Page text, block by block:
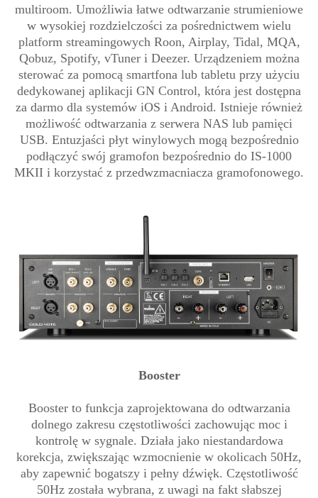
multiroom. Umożliwia łatwe odtwarzanie strumieniowe
w wysokiej rozdzielczości za pośrednictwem wielu
platform streamingowych Roon, Airplay, Tidal, MQA,
Qobuz, Spotify, vTuner i Deezer. Urządzeniem można
sterować za pomocą smartfona lub tabletu przy użyciu
dedykowanej aplikacji GN Control, która jest dostępna
za darmo dla systemów iOS i Android. Istnieje również
możliwość odtwarzania z serwera NAS lub pamięci
USB. Entuzjaści płyt winylowych mogą bezpośrednio
podłączyć swój gramofon bezpośrednio do IS-1000
MKII i korzystać z przedwzmacniacza gramofonowego.
Booster
Booster to funkcja zaprojektowana do odtwarzania
dolnego zakresu częstotliwości zachowując moc i
kontrolę w sygnale. Działa jako niestandardowa
korekcja, zwiększając wzmocnienie w okolicach 50Hz,
aby zapewnić bogatszy i pełny dźwięk. Częstotliwość
50Hz została wybrana, z uwagi na fakt słabszej